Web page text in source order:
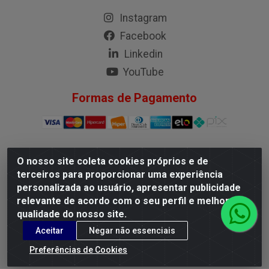
O nosso site coleta cookies próprios e de
terceiros para proporcionar uma experiência
personalizada ao usuário, apresentar publicidade
relevante de acordo com o seu perfil e melhorar a
qualidade do nosso site.
Aceitar
Negar não essenciais
Preferências de Cookies
Instagram
Facebook
Linkedin
YouTube
Formas de Pagamento
G.M.I. Distribuidora LTDA - Rua Conselheiro Pena, 50 - Santa
Branca, Belo Horizonte/MG - CEP 31.710-150 - CNPJ
04.098.359/0001-02